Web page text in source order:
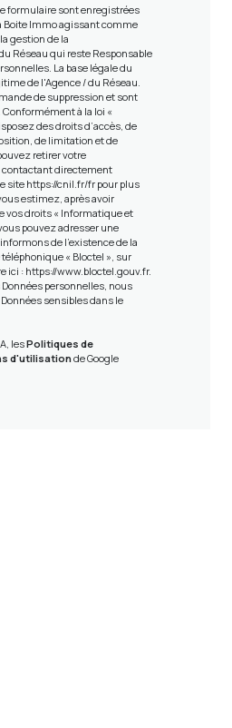
formulaire sont enregistrées
Immo agissant comme
gestion de la
Réseau qui reste Responsable
La base légale du
de l'Agence / du Réseau.
de suppression et sont
à la loi «
des droits d’accès, de
de limitation et de
retirer votre
directement
site https://cnil.fr/frpour plus
estimez, après avoir
vos droits « Informatique et
pouvez adresser une
de l’existence de la
« Bloctel », sur
ici :https://www.bloctel.gouv.fr.
personnelles, nous
sensibles dans le
lesPolitiques de
d'utilisationde Google